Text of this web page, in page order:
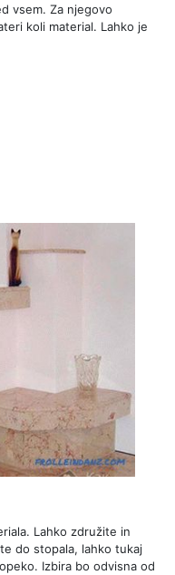
vsem. Za njegovo
koli material. Lahko je
Lahko združite in
do stopala, lahko tukaj
Izbira bo odvisna od